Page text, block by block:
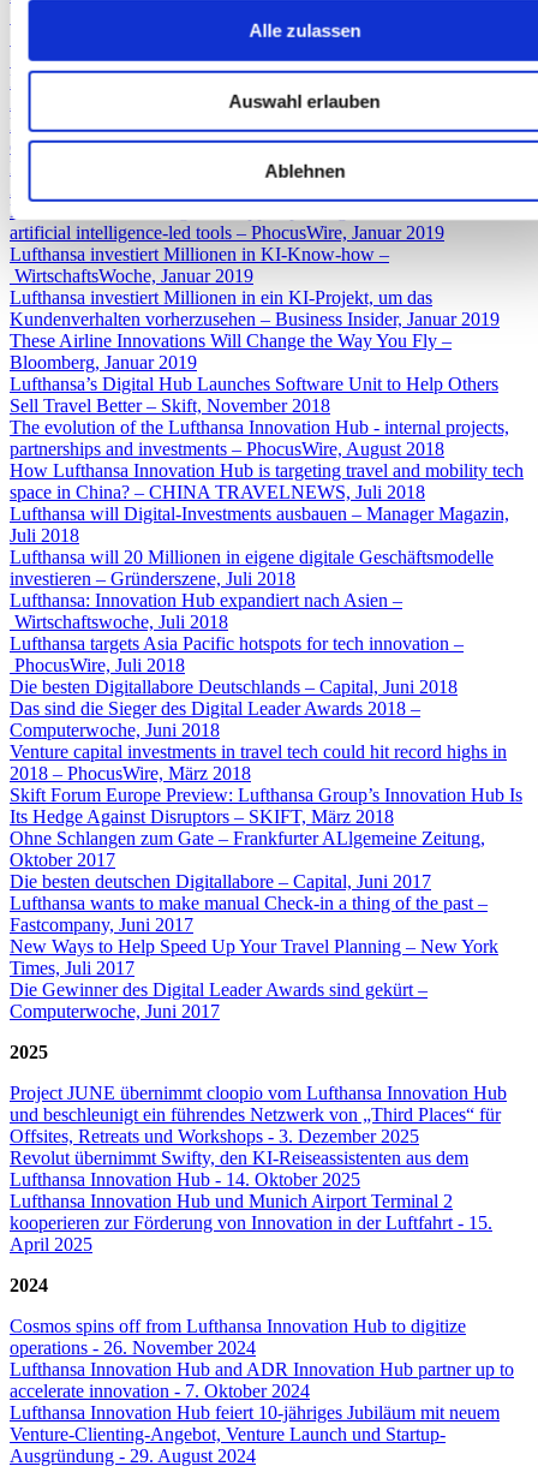
Alle zulassen
Auswahl erlauben
Ablehnen
"Wir sind im Lufthansa-Konzern die, die aus der Reihe tanzen" –
airliners.de, Februar 2019
Lufthansa Innovation Hub opens Singapore office, aims to boost
Asia’s travel & mobility tech – e27, Januar 2019
Lufthansa Innovation Hub’s new Singapore office signals the start
of ambitious strategy in Asia – FTE, Januar 2019
Lufthansa eröffnet Innovation Hub in Singapur – airliners.de, Januar
Lufthansa invests alongside Hopper, plotting collaboration on
artificial intelligence-led tools – PhocusWire, Januar 2019
Lufthansa investiert Millionen in KI-Know-how –
WirtschaftsWoche, Januar 2019
Lufthansa investiert Millionen in ein KI-Projekt, um das
Kundenverhalten vorherzusehen – Business Insider, Januar 2019
These Airline Innovations Will Change the Way You Fly –
Bloomberg, Januar 2019
Lufthansa’s Digital Hub Launches Software Unit to Help Others
Sell Travel Better – Skift, November 2018
The evolution of the Lufthansa Innovation Hub - internal projects,
partnerships and investments – PhocusWire, August 2018
How Lufthansa Innovation Hub is targeting travel and mobility tech
space in China? – CHINA TRAVELNEWS, Juli 2018
Lufthansa will Digital-Investments ausbauen – Manager Magazin,
Juli 2018
Lufthansa will 20 Millionen in eigene digitale Geschäftsmodelle
investieren – Gründerszene, Juli 2018
Lufthansa: Innovation Hub expandiert nach Asien –
Wirtschaftswoche, Juli 2018
Lufthansa targets Asia Pacific hotspots for tech innovation –
PhocusWire, Juli 2018
Die besten Digitallabore Deutschlands – Capital, Juni 2018
Das sind die Sieger des Digital Leader Awards 2018 –
Computerwoche, Juni 2018
Venture capital investments in travel tech could hit record highs in
2018 – PhocusWire, März 2018
Skift Forum Europe Preview: Lufthansa Group’s Innovation Hub Is
Its Hedge Against Disruptors – SKIFT, März 2018
Ohne Schlangen zum Gate – Frankfurter ALlgemeine Zeitung,
Oktober 2017
Die besten deutschen Digitallabore – Capital, Juni 2017
Lufthansa wants to make manual Check-in a thing of the past –
Fastcompany, Juni 2017
New Ways to Help Speed Up Your Travel Planning – New York
Times, Juli 2017
Die Gewinner des Digital Leader Awards sind gekürt –
Computerwoche, Juni 2017
2025
Project JUNE übernimmt cloopio vom Lufthansa Innovation Hub
und beschleunigt ein führendes Netzwerk von „Third Places“ für
Offsites, Retreats und Workshops - 3. Dezember 2025
Revolut übernimmt Swifty, den KI-Reiseassistenten aus dem
Lufthansa Innovation Hub - 14. Oktober 2025
Lufthansa Innovation Hub und Munich Airport Terminal 2
kooperieren zur Förderung von Innovation in der Luftfahrt - 15.
April 2025
2024
Cosmos spins off from Lufthansa Innovation Hub to digitize
operations - 26. November 2024
Lufthansa Innovation Hub and ADR Innovation Hub partner up to
accelerate innovation - 7. Oktober 2024
Lufthansa Innovation Hub feiert 10-jähriges Jubiläum mit neuem
Venture-Clienting-Angebot, Venture Launch und Startup-
Ausgründung - 29. August 2024